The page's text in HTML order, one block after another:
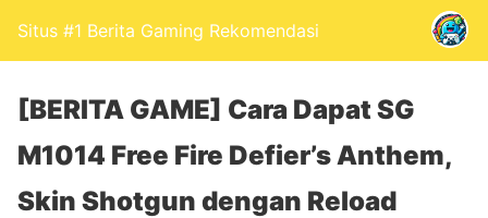
Situs #1 Berita Gaming Rekomendasi
[BERITA GAME] Cara Dapat SG
M1014 Free Fire Defier’s Anthem,
Skin Shotgun dengan Reload